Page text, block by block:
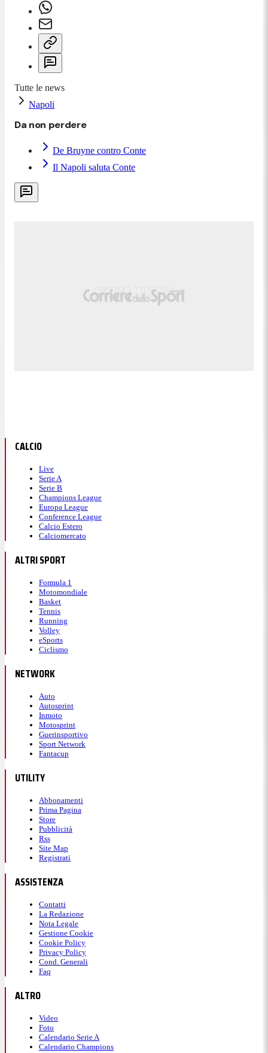
Tutte le news
Napoli
Da non perdere
De Bruyne contro Conte
Il Napoli saluta Conte
CALCIO
Live
Serie A
Serie B
Champions League
Europa League
Conference League
Calcio Estero
Calciomercato
ALTRI SPORT
Formula 1
Motomondiale
Basket
Tennis
Running
Volley
eSports
Ciclismo
NETWORK
Auto
Autosprint
Inmoto
Motosprint
Guerinsportivo
Sport Network
Fantacup
UTILITY
Abbonamenti
Prima Pagina
Store
Pubblicità
Rss
Site Map
Registrati
ASSISTENZA
Contatti
La Redazione
Nota Legale
Gestione Cookie
Cookie Policy
Privacy Policy
Cond. Generali
Faq
ALTRO
Video
Foto
Calendario Serie A
Calendario Champions